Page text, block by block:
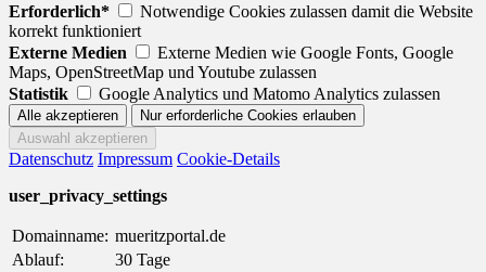
Erforderlich*
Notwendige Cookies zulassen damit die Website
korrekt funktioniert
Externe Medien
Externe Medien wie Google Fonts, Google
Maps, OpenStreetMap und Youtube zulassen
Statistik
Google Analytics und Matomo Analytics zulassen
Datenschutz Impressum Cookie-Details
user_privacy_settings
Domainname: mueritzportal.de
Ablauf:
30 Tage